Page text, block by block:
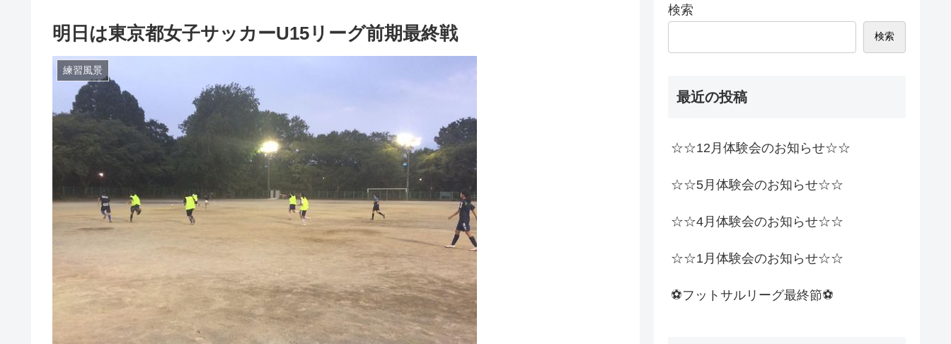
明日は東京都女子サッカーU15リーグ前期最終戦
練習風景
検索
検索
最近の投稿
☆☆12月体験会のお知らせ☆☆
☆☆5月体験会のお知らせ☆☆
☆☆4月体験会のお知らせ☆☆
☆☆1月体験会のお知らせ☆☆
⚽️フットサルリーグ最終節⚽️